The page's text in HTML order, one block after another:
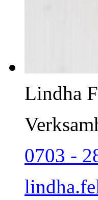
Lindha
0703 -